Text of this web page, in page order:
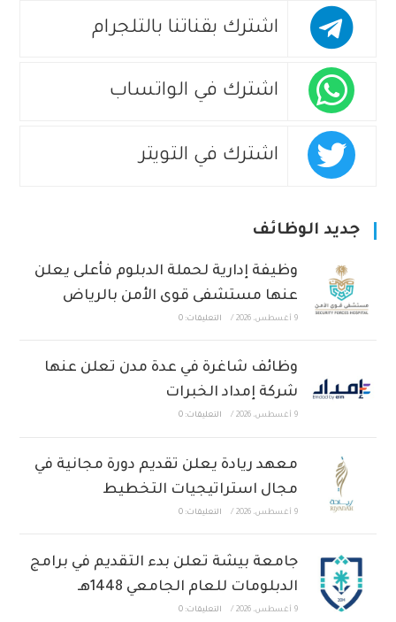
اشترك بقناتنا بالتلجرام
اشترك في الواتساب
اشترك في التويتر
جديد الوظائف
وظيفة إدارية لحملة الدبلوم فأعلى يعلن
عنها مستشفى قوى الأمن بالرياض
9 أغسطس، 2026 / التعليقات: 0
وظائف شاغرة في عدة مدن تعلن عنها
شركة إمداد الخبرات
9 أغسطس، 2026 / التعليقات: 0
معهد ريادة يعلن تقديم دورة مجانية في
مجال استراتيجيات التخطيط
9 أغسطس، 2026 / التعليقات: 0
جامعة بيشة تعلن بدء التقديم في برامج
الدبلومات للعام الجامعي 1448هـ
9 أغسطس، 2026 / التعليقات: 0